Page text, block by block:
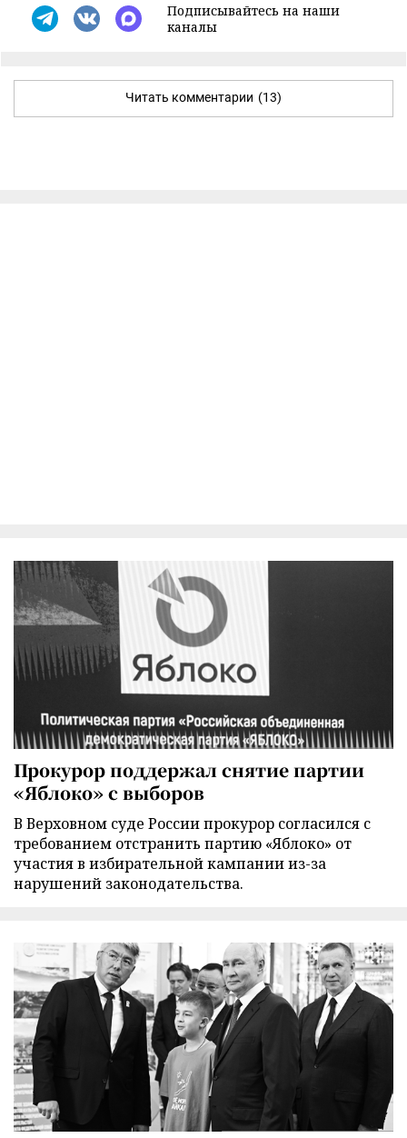
Подписывайтесь на наши
каналы
Читать комментарии (13)
Прокурор поддержал снятие партии
«Яблоко» с выборов
В Верховном суде России прокурор согласился с
требованием отстранить партию «Яблоко» от
участия в избирательной кампании из-за
нарушений законодательства.